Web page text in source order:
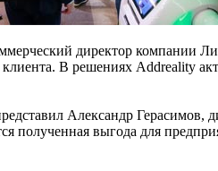
директор компании
В решениях Addreality
Александр Герасимов,
выгода для